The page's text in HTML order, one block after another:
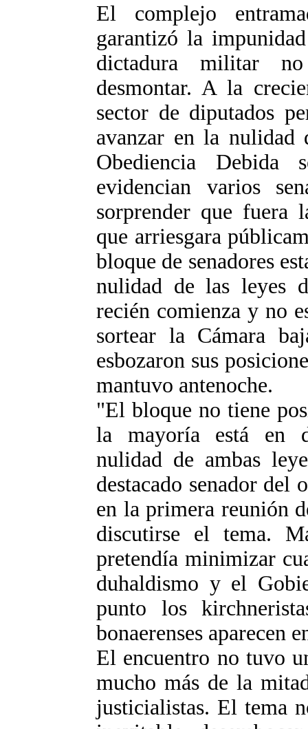
El complejo
garantizó la
dictadura militar
desmontar. A la
sector de diputados
avanzar en la
Obediencia
evidencian varios
sorprender que fuera
que arriesgara
bloque de senadores
nulidad de las leyes
recién comienza y no
sortear la Cámara
esbozaron sus
mantuvo antenoche.
"El bloque no tiene
la mayoría está en
nulidad de ambas
destacado senador del
en la primera reunión
discutirse el tema.
pretendía minimizar
duhaldismo y el
punto los
bonaerenses aparecen
El encuentro no tuvo
mucho más de la
justicialistas. El tema